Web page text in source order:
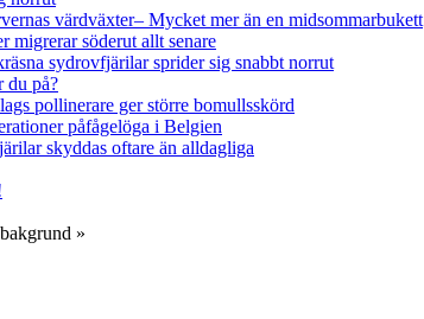
värdväxter– Mycket mer än en midsommarbukett
migrerar söderut allt senare
sydrovfjärilar sprider sig snabbt norrut
du på?
pollinerare ger större bomullsskörd
påfågelöga i Belgien
skyddas oftare än alldagliga
»